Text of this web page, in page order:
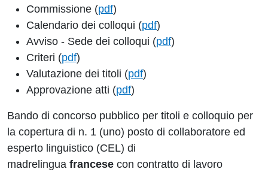
Commissione (pdf)
Calendario dei colloqui (pdf)
Avviso - Sede dei colloqui (pdf)
Criteri (pdf)
Valutazione dei titoli (pdf)
Approvazione atti (pdf)
Bando di concorso pubblico per titoli e colloquio per
la copertura di n. 1 (uno) posto di collaboratore ed
esperto linguistico (CEL) di
madrelingua francese con contratto di lavoro